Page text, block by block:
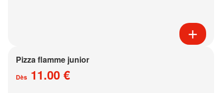
Pizza flamme junior
Dès 11.00 €